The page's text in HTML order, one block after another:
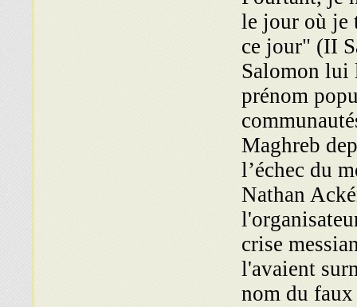
le jour où je
ce jour" (II
Salomon lui
prénom
Maghreb
l’échec du
Nathan
crise
l'avaient
nom du faux